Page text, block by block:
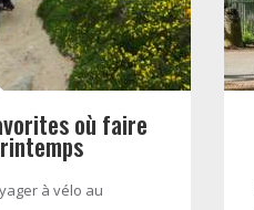
où faire
à vélo au